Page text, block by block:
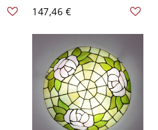
Suspension avec Abat-
Jour en Métal - 110 V-120
V Jaune 40,64 cm
147,46 €